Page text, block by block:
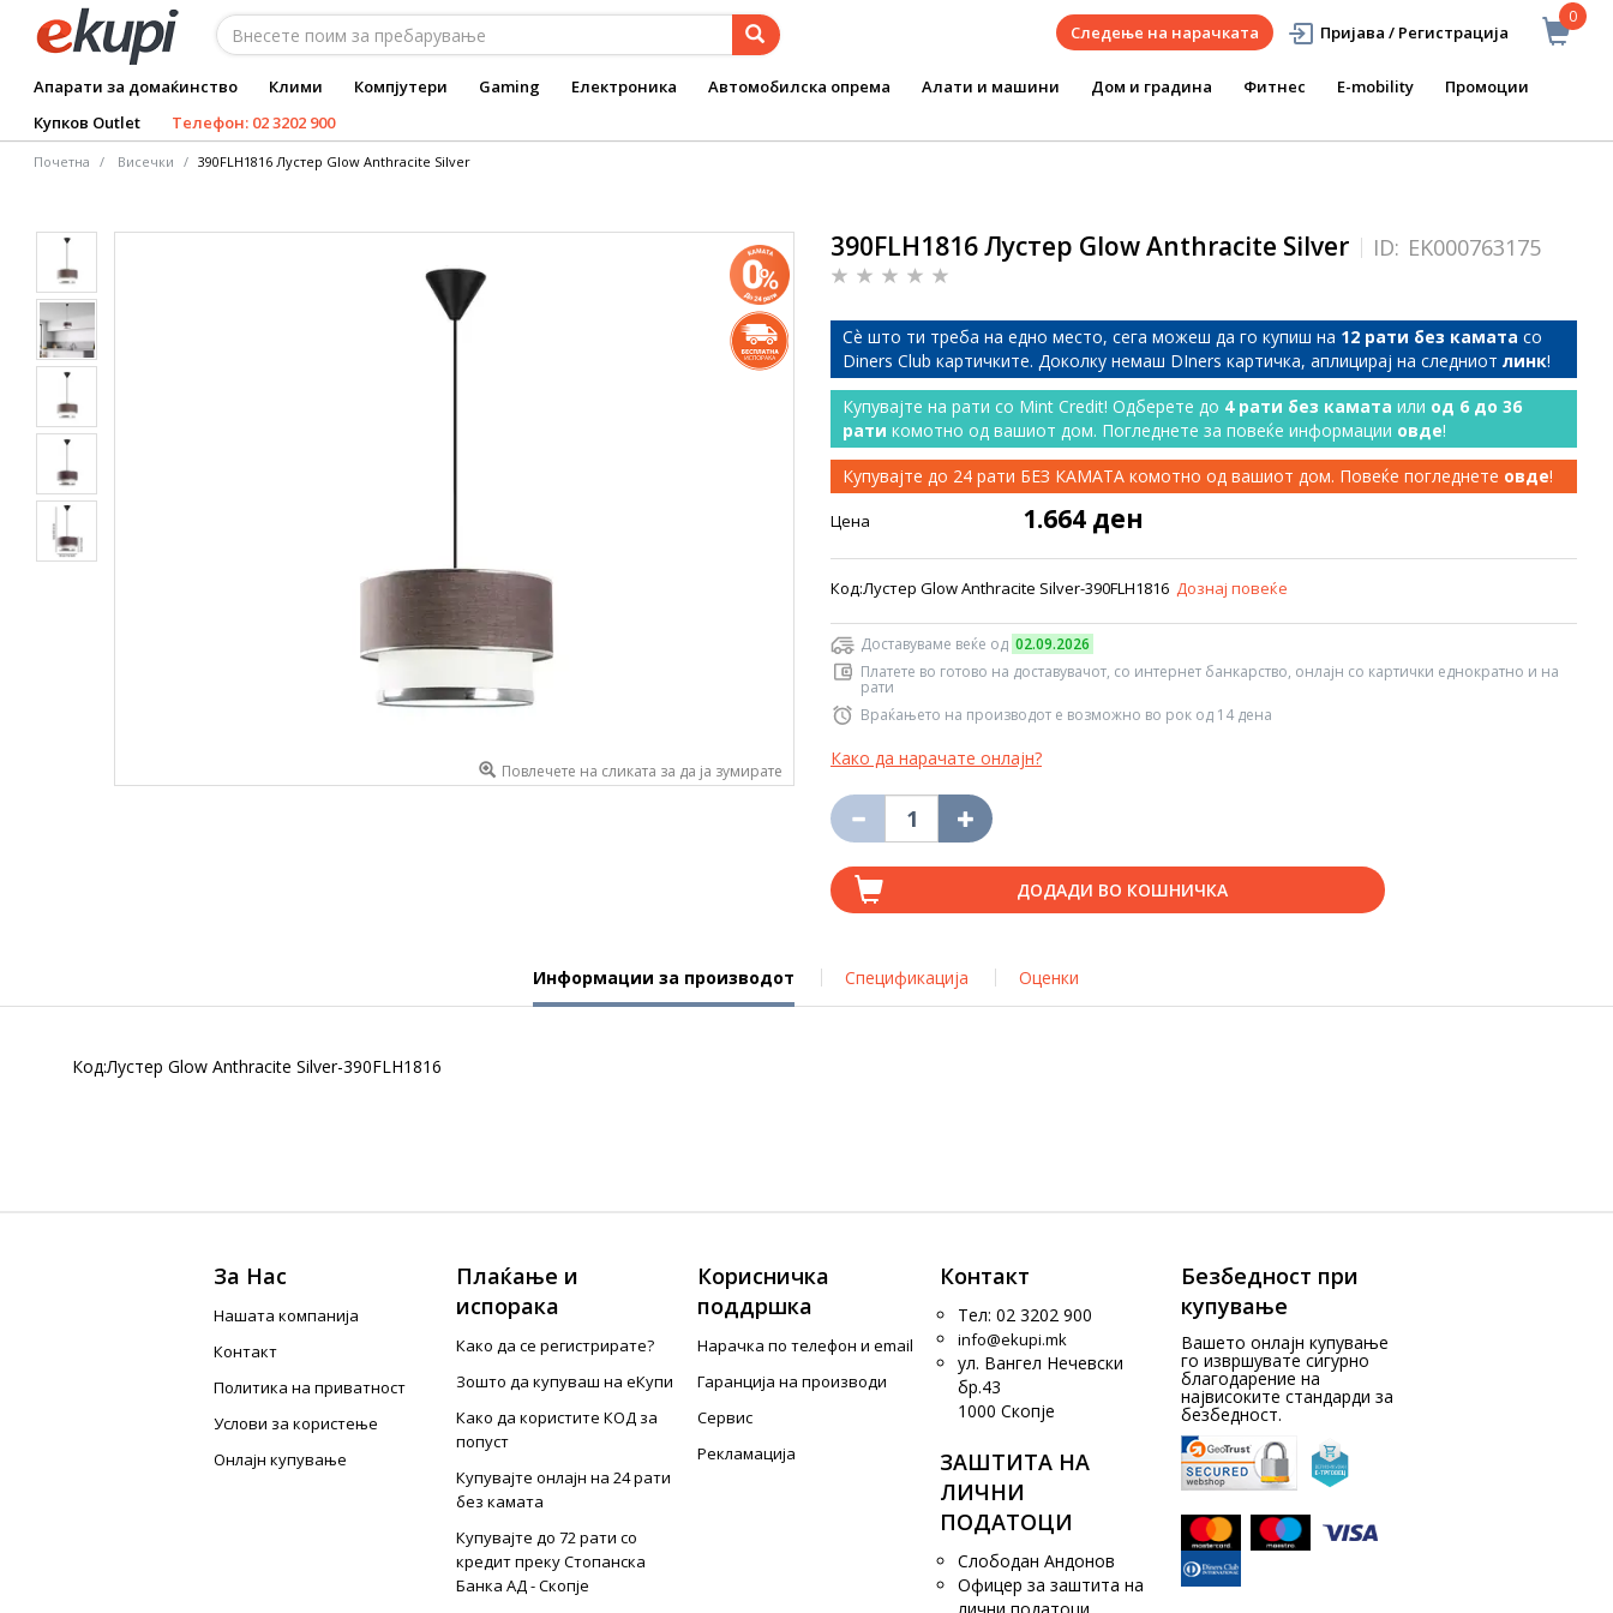
0
Следење на нарачката Пријава / Регистрација
Апарати за домаќинство Клими Компјутери Gaming Електроника Автомобилска опрема Алати и машини Дом и градина Фитнес E-mobility
Промоции
Купков Outlet
Телефон: 02 3202 900
Почетна Висечки 390FLH1816 Лустер Glow Anthracite Silver
Повлечете на сликата за да ја зумирате
390FLH1816 Лустер Glow Anthracite Silver ID: EK000763175
Сѐ што ти треба на едно место, сега можеш да го купиш на 12 рати без камата со
Diners Club картичките. Доколку немаш DIners картичка, аплицирај на следниот линк!
Купувајте на рати со Mint Credit! Одберете до 4 рати без камата или од 6 до 36
рати комотно од вашиот дом. Погледнете за повеќе информации овде!
Купувајте до 24 рати БЕЗ КАМАТА комотно од вашиот дом. Повеќе погледнете овде!
Цена 1.664 ден
Код:Лустер Glow Anthracite Silver-390FLH1816 Дознај повеќе
Доставуваме веќе од 02.09.2026
Платете во готово на доставувачот, со интернет банкарство, онлајн со картички еднократно и на
рати
Враќањето на производот е возможно во рок од 14 дена
Како да нарачате онлајн?
ДОДАДИ ВО КОШНИЧКА
Информации за производот Спецификација Оценки
Код:Лустер Glow Anthracite Silver-390FLH1816
За Нас
Нашата компанија
Контакт
Политика на приватност
Услови за користење
Онлајн купување
Плаќање и
испорака
Како да се регистрирате?
Зошто да купуваш на еКупи
Како да користите КОД за
попуст
Купувајте онлајн на 24 рати
без камата
Купувајте до 72 рати со
кредит преку Стопанска
Банка АД - Скопје
Корисничка
поддршка
Нарачка по телефон и еmail
Гаранција на производи
Сервис
Рекламација
Контакт
Тел: 02 3202 900
info@ekupi.mk
ул. Вангел Нечевски
бр.43
1000 Скопје
ЗАШТИТА НА
ЛИЧНИ
ПОДАТОЦИ
Слободан Андонов
Офицер за заштита на
Безбедност при
купување
Вашето онлајн купување
го извршувате сигурно
благодарение на
највисоките стандарди за
безбедност.